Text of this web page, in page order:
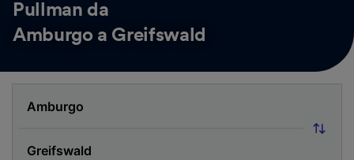
Pullman da
Amburgo a Greifswald